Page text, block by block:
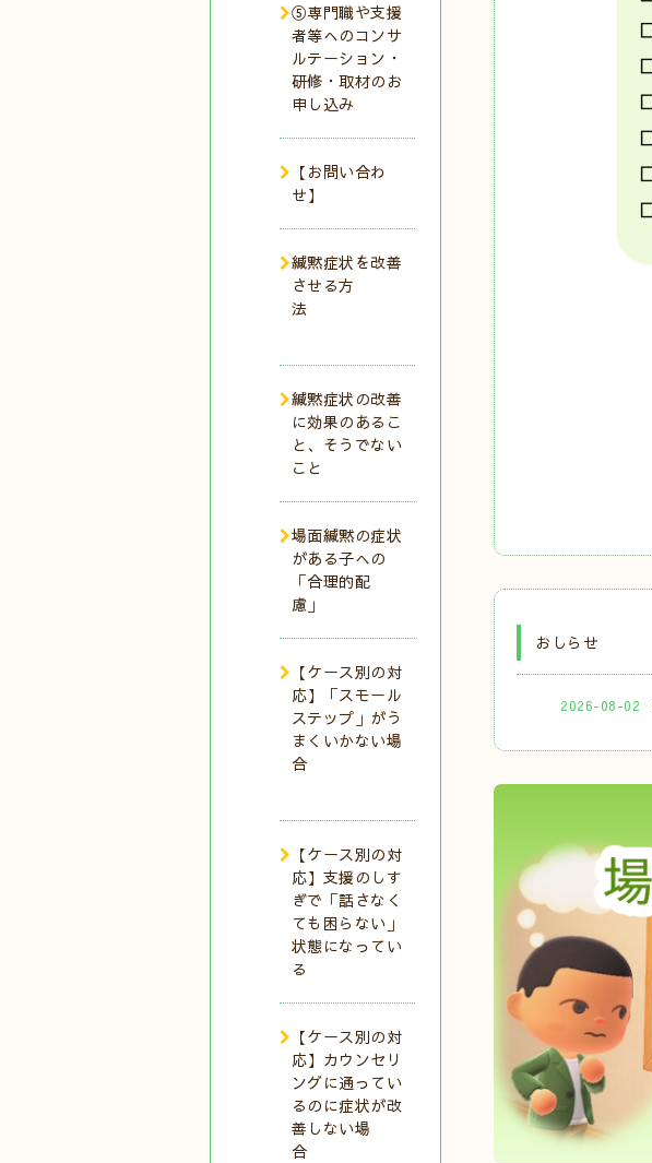
おしらせ
2026-08-02
⑤専門職や支援
者等へのコンサ
ルテーション・
研修・取材のお
申し込み
【お問い合わ
せ】
緘黙症状を改善
させる方
法
緘黙症状の改善
に効果のあるこ
と、そうでない
こと
場面緘黙の症状
がある子への
「合理的配
慮」
【ケース別の対
応】「スモール
ステップ」がう
まくいかない場
合
【ケース別の対
応】支援のしす
ぎで「話さなく
ても困らない」
状態になってい
る
【ケース別の対
応】カウンセリ
ングに通ってい
るのに症状が改
善しない場
合